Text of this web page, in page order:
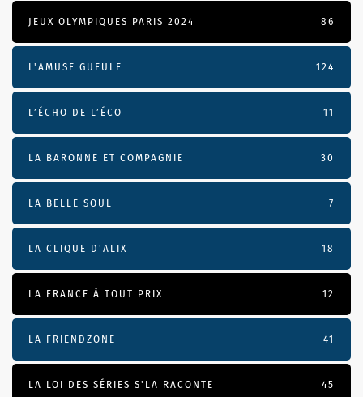
JEUX OLYMPIQUES PARIS 2024 86
L'AMUSE GUEULE 124
L’ÉCHO DE L’ÉCO 11
LA BARONNE ET COMPAGNIE 30
LA BELLE SOUL 7
LA CLIQUE D'ALIX 18
LA FRANCE À TOUT PRIX 12
LA FRIENDZONE 41
LA LOI DES SÉRIES S'LA RACONTE 45